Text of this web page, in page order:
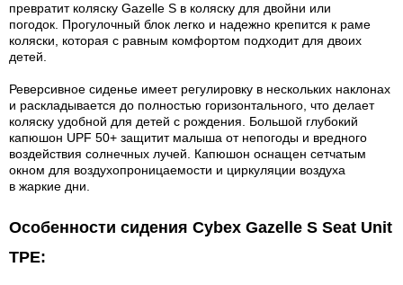
превратит коляску Gazelle S в коляску для двойни или
погодок. Прогулочный блок легко и надежно крепится к раме
коляски, которая с равным комфортом подходит для двоих
детей.
Реверсивное сиденье имеет регулировку в нескольких наклонах
и раскладывается до полностью горизонтального, что делает
коляску удобной для детей с рождения. Большой глубокий
капюшон UPF 50+ защитит малыша от непогоды и вредного
воздействия солнечных лучей. Капюшон оснащен сетчатым
окном для воздухопроницаемости и циркуляции воздуха
в жаркие дни.
Особенности сидения Cybex Gazelle S Seat Unit
TPE: